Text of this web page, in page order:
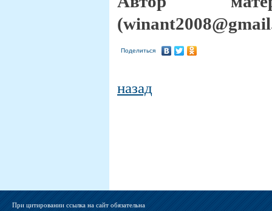
Поделиться
назад
При цитировании ссылка на сайт обязательна